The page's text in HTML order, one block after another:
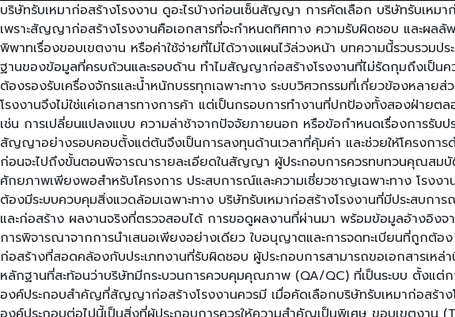
บริษัทรับเหมาก่อสร้างโรงงาน ดูอะไรบ้างก่อนเซ็นสัญญา การคัดเลือก บริษัทรับเห
เพราะสัญญาก่อสร้างโรงงานคือเอกสารที่จะกำหนดทิศทาง ความรับผิดชอบ และผล
พิพาทเรื่องขอบเขตงาน หรือค่าใช้จ่ายที่ไม่ได้วางแผนไว้ล่วงหน้า บทความนี้รวบรว
ฐานของข้อมูลที่ครบถ้วนและรอบด้าน ทำไมสัญญาก่อสร้างโรงงานที่ไม่รัดกุมถึงเป็นค
ต้องรองรับเครื่องจักรและน้ำหนักบรรทุกเฉพาะทาง ระบบวิศวกรรมที่เกี่ยวข้องหล
โรงงานจึงไม่ใช่แค่เอกสารทางการค้า แต่เป็นกรอบการทำงานที่ปกป้องทั้งสองฝ่าย
เช่น การเปลี่ยนแปลงแบบ ความล่าช้าจากปัจจัยภายนอก หรือข้อกำหนดเรื่องการรั
สัญญาอย่างรอบคอบตั้งแต่ต้นจึงเป็นการลงทุนด้านเวลาที่คุ้มค่า และช่วยให้โครงกา
ก่อนจะไปถึงขั้นตอนพิจารณารายละเอียดในสัญญา ผู้ประกอบการควรทบทวนคุณสมบั
ศักยภาพเพียงพอสำหรับโครงการ ประสบการณ์และความเชี่ยวชาญเฉพาะทาง โรง
ต้องมีระบบควบคุมสิ่งแวดล้อมเฉพาะทาง บริษัทรับเหมาก่อสร้างโรงงานที่มีประสบก
และก่อสร้าง ผลงานจริงที่ตรวจสอบได้ การขอดูผลงานที่ผ่านมา พร้อมข้อมูลอ้างอิง
การพิจารณาจากการนำเสนอเพียงอย่างเดียว ใบอนุญาตและการจดทะเบียนที่ถูกต้
ก่อสร้างที่สอดคล้องกับประเภทงานที่รับผิดชอบ ผู้ประกอบการสามารถขอเอกสารเห
หลักฐานที่สะท้อนว่าบริษัทมีกระบวนการควบคุมคุณภาพ (QA/QC) ที่เป็นระบบ ตั้งแต่
องค์ประกอบสำคัญที่สัญญาก่อสร้างโรงงานควรมี เมื่อคัดเลือกบริษัทรับเหมาก่อสร้